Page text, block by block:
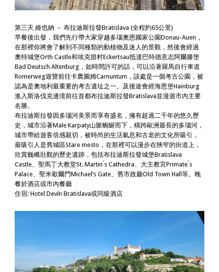
第三天 維也納 － 布拉迪斯拉發Bratislava (全程約65公里)
早餐後出發，我們先行帶大家穿越多瑙奧恩國家公園Donau-Auen，
在那裡你將會了解到不同種類的動植物及迷人的景觀，然後會經過
奧特城堡Orth Castle和埃克措村Eckertsau抵達巴特德意志阿爾滕堡
Bad Deutsch Altenburg，如時間許可的話，可以沿著羅馬自行車道
Romerweg遊覽前往卡農圖姆Carnuntum，該處是一個考古公園，被
認為是奧地利最重要的考古遺址之一。及後途會經海恩堡Hainburg
進入斯洛伐克邊境前往首都布拉迪斯拉發Bratislava並漫遊市內主要
名勝。
布拉迪斯拉發因多瑙河美景而享有盛名，擁有超過二千年的悠久歷
史，城市沿著Male Karpaty山脈蜿蜒而下，橫跨歐洲最長的多瑙河，
城市帶給遊客倍感親切，被時尚的生活氣息和古老的文化所吸引，
最吸引人是舊城區Stare mesto，在那裡可以漫步在狹窄的街道上，
欣賞巍峨壯觀的歷史遺跡，包括布拉迪斯拉發城堡Bratislava
Castle、聖馬丁大教堂St. Martin ́s Cathedra、大主教宮Primate ́s
Palace、聖米歇爾門Michael’s Gate、舊市政廳Old Town Hall等。晚
餐於酒店或市內餐廳
住宿: Hotel Devín Bratislava或同級酒店